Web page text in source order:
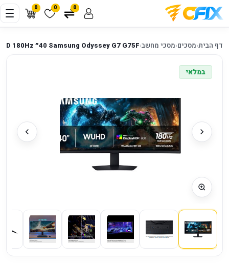
0 0 0
דף הבית‹מסכים‹מסכי מחשב‹Samsung Odyssey G7 G75F ‏40״ WUHD 180Hz מסך גיימינג קעור
במלאי